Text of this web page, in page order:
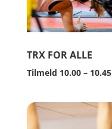
TRX FOR ALLE
Tilmeld 10.00 – 10.45